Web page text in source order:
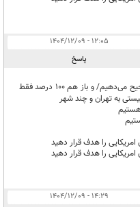
۱۲:۰۵ - ۱۴۰۴/۱۲/۰۹
پاسخ
ونس: گزینه دیپلماتیک را در قبال ایران ترجیح می‌دهیم/ و باز هم 100 درصد فقط
به تهران و چند شهر
امریکایی را هدف قرار دهید
امریکایی را هدف قرار دهید
۱۴:۲۹ - ۱۴۰۴/۱۲/۰۹